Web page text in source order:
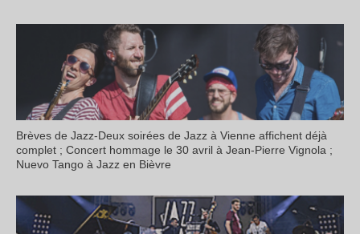
Brèves de Jazz-Deux soirées de Jazz à Vienne affichent déjà
complet ; Concert hommage le 30 avril à Jean-Pierre Vignola ;
Nuevo Tango à Jazz en Bièvre